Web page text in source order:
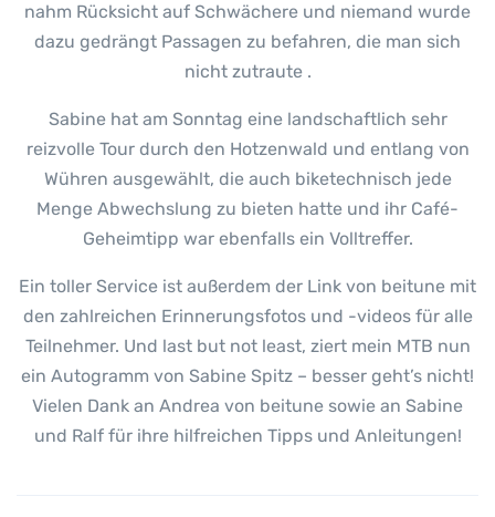
nahm Rücksicht auf Schwächere und niemand wurde
dazu gedrängt Passagen zu befahren, die man sich
nicht zutraute .
Sabine hat am Sonntag eine landschaftlich sehr
reizvolle Tour durch den Hotzenwald und entlang von
Wühren ausgewählt, die auch biketechnisch jede
Menge Abwechslung zu bieten hatte und ihr Café-
Geheimtipp war ebenfalls ein Volltreffer.
Ein toller Service ist außerdem der Link von beitune mit
den zahlreichen Erinnerungsfotos und -videos für alle
Teilnehmer. Und last but not least, ziert mein MTB nun
ein Autogramm von Sabine Spitz – besser geht’s nicht!
Vielen Dank an Andrea von beitune sowie an Sabine
und Ralf für ihre hilfreichen Tipps und Anleitungen!